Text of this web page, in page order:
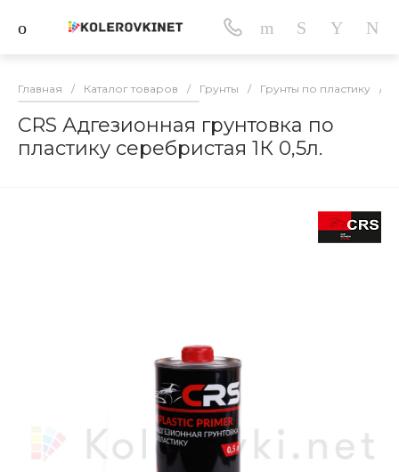
Главная / Каталог товаров / Грунты / Грунты по пластику /
CRS Адгезионная грунтовка по
пластику серебристая 1К 0,5л.